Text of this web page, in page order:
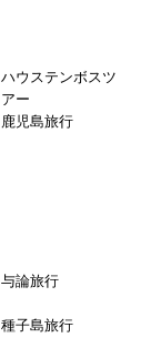
ハウステンボスツ
アー
鹿児島旅行
与論旅行
種子島旅行